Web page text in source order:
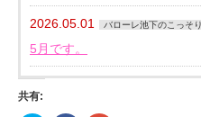
2026.05.01 バローレ池下のこっそ
5月です。
共有: